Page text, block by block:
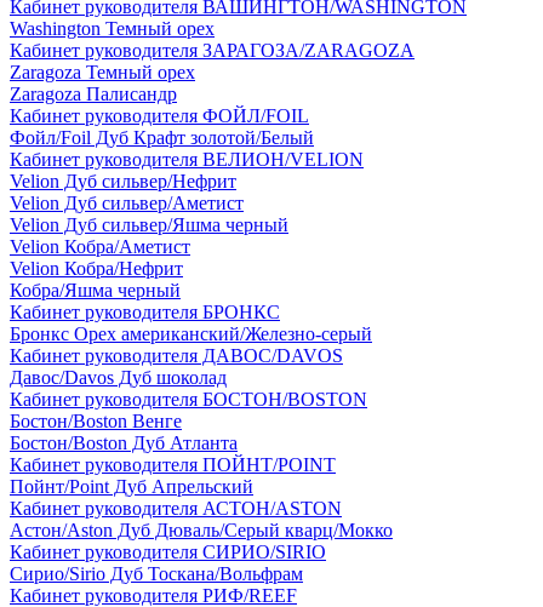
Кабинет руководителя ВАШИНГТОН/WASHINGTON
Washington Темный орех
Кабинет руководителя ЗАРАГОЗА/ZARAGOZA
Zaragoza Темный орех
Zaragoza Палисандр
Кабинет руководителя ФОЙЛ/FOIL
Фойл/Foil Дуб Крафт золотой/Белый
Кабинет руководителя ВЕЛИОН/VELION
Velion Дуб сильвер/Нефрит
Velion Дуб сильвер/Аметист
Velion Дуб сильвер/Яшма черный
Velion Кобра/Аметист
Velion Кобра/Нефрит
Кобра/Яшма черный
Кабинет руководителя БРОНКС
Бронкс Орех американский/Железно-серый
Кабинет руководителя ДАВОС/DAVOS
Давос/Davos Дуб шоколад
Кабинет руководителя БОСТОН/BOSTON
Бостон/Boston Венге
Бостон/Boston Дуб Атланта
Кабинет руководителя ПОЙНТ/POINT
Пойнт/Point Дуб Апрельский
Кабинет руководителя АСТОН/ASTON
Астон/Aston Дуб Дюваль/Серый кварц/Мокко
Кабинет руководителя СИРИО/SIRIO
Сирио/Sirio Дуб Тоскана/Вольфрам
Кабинет руководителя РИФ/REEF